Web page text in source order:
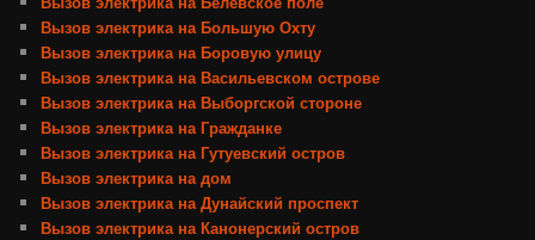
Вызов электрика на Большую Охту
Вызов электрика на Боровую улицу
Вызов электрика на Васильевском острове
Вызов электрика на Выборгской стороне
Вызов электрика на Гражданке
Вызов электрика на Гутуевский остров
Вызов электрика на дом
Вызов электрика на Дунайский проспект
Вызов электрика на Канонерский остров